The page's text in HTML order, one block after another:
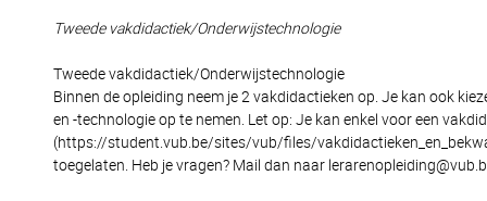
Tweede vakdidactiek/Onderwijstechnologie
Tweede vakdidactiek/Onderwijstechnologie
Binnen de opleiding neem je 2 vakdidactieken op. Je kan ook
en -technologie op te nemen. Let op: Je kan enkel voor een
(https://student.vub.be/sites/vub/files/
toegelaten. Heb je vragen? Mail dan naar